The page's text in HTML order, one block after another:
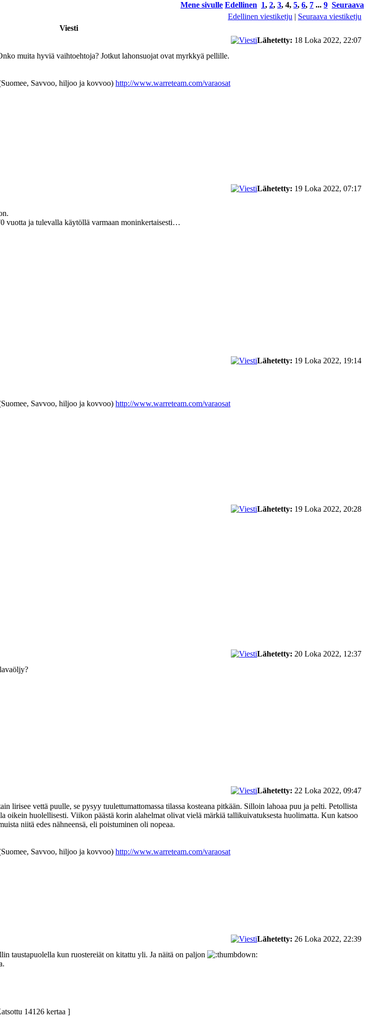
Mene sivulle Edellinen 1, 2, 3, 4, 5, 6, 7 ... 9 Seuraava
Edellinen viestiketju | Seuraava viestiketju
Viesti
Lähetetty: 18 Loka 2022, 22:07
muita hyviä vaihtoehtoja? Jotkut lahonsuojat ovat myrkkyä pellille.
Savvoo, hiljoo ja kovvoo) http://www.warreteam.com/varaosat
Lähetetty: 19 Loka 2022, 07:17
vuotta ja tulevalla käytöllä varmaan moninkertaisesti…
Lähetetty: 19 Loka 2022, 19:14
Savvoo, hiljoo ja kovvoo) http://www.warreteam.com/varaosat
Lähetetty: 19 Loka 2022, 20:28
Lähetetty: 20 Loka 2022, 12:37
Lähetetty: 22 Loka 2022, 09:47
lirisee vettä puulle, se pysyy tuulettumattomassa tilassa kosteana pitkään. Silloin lahoaa puu ja pelti. Petollista
oikein huolellisesti. Viikon päästä korin alahelmat olivat vielä märkiä tallikuivatuksesta huolimatta. Kun katsoo
niitä edes nähneensä, eli poistuminen oli nopeaa.
Savvoo, hiljoo ja kovvoo) http://www.warreteam.com/varaosat
Lähetetty: 26 Loka 2022, 22:39
taustapuolella kun ruostereiät on kitattu yli. Ja näitä on paljon
14126 kertaa ]